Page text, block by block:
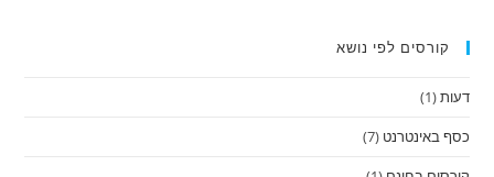
קורסים לפי נושא
דעות(1)
כסף באינטרנט (7)